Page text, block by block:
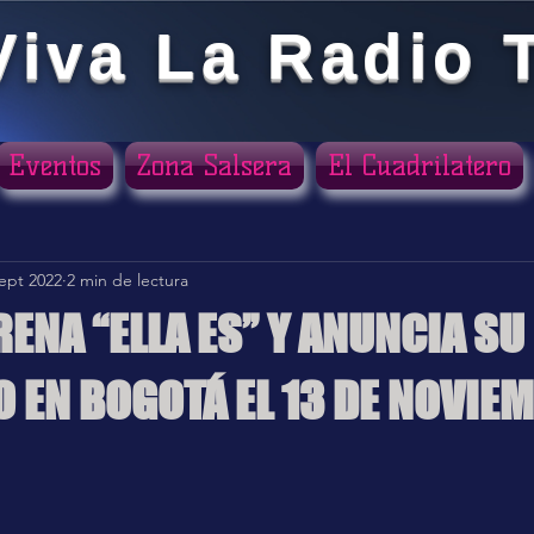
La Radio
“ELLA ES” Y ANUNCIA SU
EN BOGOTÁ EL 13 DE
2022 2 min de lectura
Eventos Zona Salsera El Cuadrilatero